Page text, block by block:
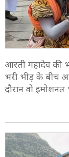
आरती महादेव की
भरी भीड़ के बीच
दौरान वो इमोशनल